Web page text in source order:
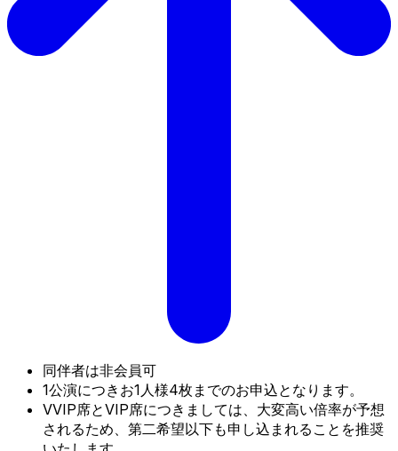
同伴者は非会員可
1公演につきお1人様4枚までのお申込となります。
VVIP席とVIP席につきましては、大変高い倍率が予想
されるため、第二希望以下も申し込まれることを推奨